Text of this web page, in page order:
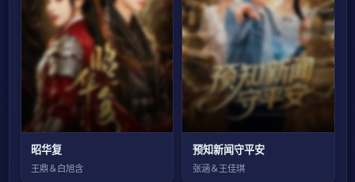
昭华复
王鼎＆白旭含
预知新闻守平安
张涵＆王佳琪